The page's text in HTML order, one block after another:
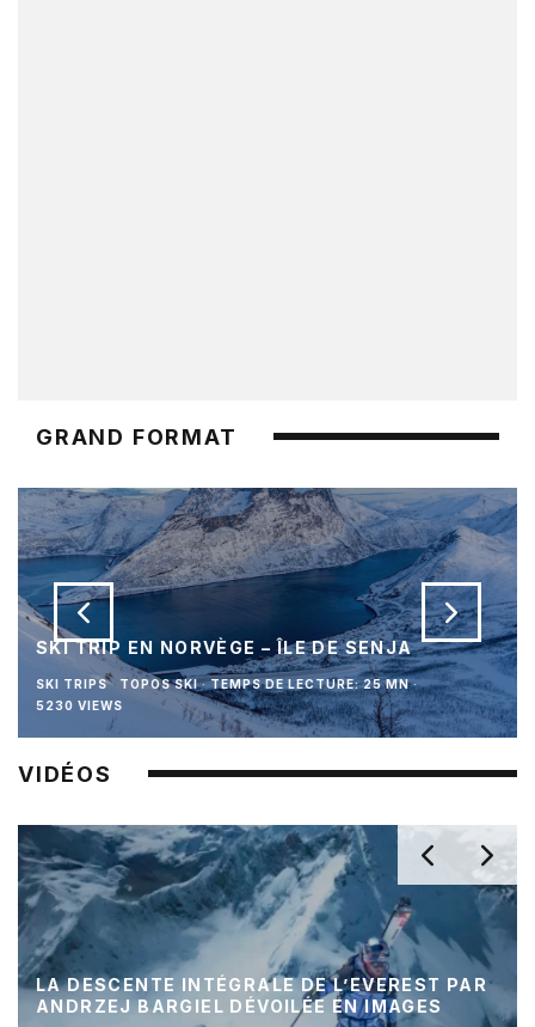
GRAND FORMAT
SKI TRIP EN NORVÈGE – ÎLE DE SENJA
SKI TRIPS TOPOS SKI · TEMPS DE LECTURE: 25 MN ·
5230 VIEWS
VIDÉOS
LA DESCENTE INTÉGRALE DE L’EVEREST PAR
ANDRZEJ BARGIEL DÉVOILÉE EN IMAGES